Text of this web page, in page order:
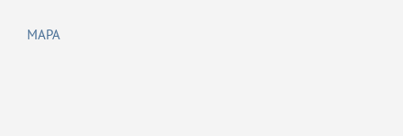
MAPA